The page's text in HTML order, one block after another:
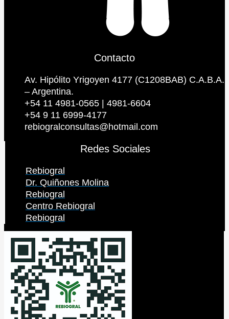
Contacto
Av. Hipólito Yrigoyen 4177 (C1208BAB) C.A.B.A.
– Argentina.
+54 11 4981-0565 | 4981-6604
+54 9 11 6999-4177
rebiogralconsultas@hotmail.com
Redes Sociales
Rebiogral
Dr. Quiñones Molina
Rebiogral
Centro Rebiogral
Rebiogral